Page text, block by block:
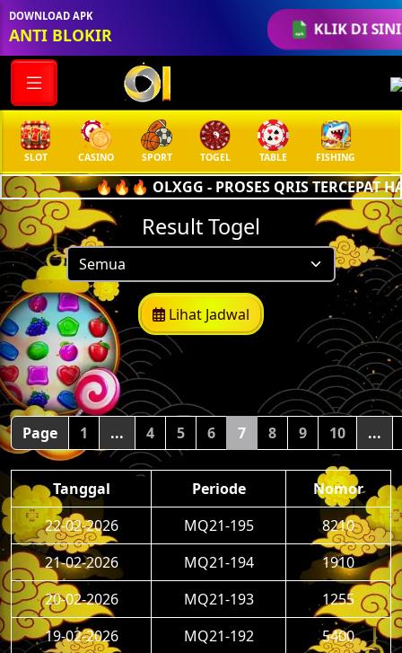
KLIK DI
DOWNLOAD APK
ANTI BLOKIR
SLOT CASINO SPORT TOGEL TABLE FISHING
🔥🔥🔥 OLXGG - PROSES QRIS TERCEPAT
Result Togel
Lihat Jadwal
Page 1 ... 4 5 6 7 8 9 10 ...
Tanggal Periode
Nomor
22-02-2026
MQ21-195
8210
21-02-2026
MQ21-194
1910
20-02-2026
MQ21-193
1255
19-02-2026
MQ21-192
5400